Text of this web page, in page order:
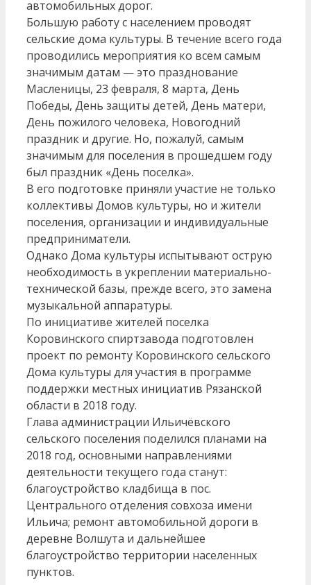
автомобильных дорог.
Большую работу с населением проводят
сельские дома культуры. В течение всего года
проводились мероприятия ко всем самым
значимым датам — это празднование
Масленицы, 23 февраля, 8 марта, День
Победы, День защиты детей, День матери,
День пожилого человека, Новогодний
праздник и другие. Но, пожалуй, самым
значимым для поселения в прошедшем году
был праздник «День поселка».
В его подготовке приняли участие не только
коллективы Домов культуры, но и жители
поселения, организации и индивидуальные
предприниматели.
Однако Дома культуры испытывают острую
необходимость в укреплении материально-
технической базы, прежде всего, это замена
музыкальной аппаратуры.
По инициативе жителей поселка
Коровинского спиртзавода подготовлен
проект по ремонту Коровинского сельского
Дома культуры для участия в программе
поддержки местных инициатив Рязанской
области в 2018 году.
Глава администрации Ильичёвского
сельского поселения поделился планами на
2018 год, основными направлениями
деятельности текущего года станут:
благоустройство кладбища в пос.
Центрального отделения совхоза имени
Ильича; ремонт автомобильной дороги в
деревне Волшута и дальнейшее
благоустройство территории населенных
пунктов.